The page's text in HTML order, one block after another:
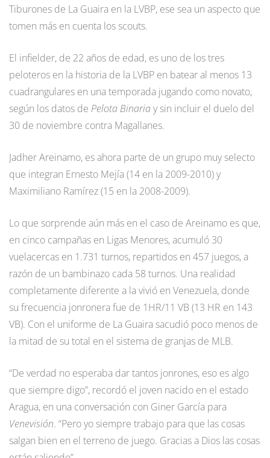
Tiburones de La Guaira en la LVBP, ese sea un aspecto que
tomen más en cuenta los scouts.
El infielder, de 22 años de edad, es uno de los tres
peloteros en la historia de la LVBP en batear al menos 13
cuadrangulares en una temporada jugando como novato,
según los datos de Pelota Binariay sin incluir el duelo del
30 de noviembre contra Magallanes.
Jadher Areinamo, es ahora parte de un grupo muy selecto
que integran Ernesto Mejía (14 en la 2009-2010) y
Maximiliano Ramírez (15 en la 2008-2009).
Lo que sorprende aún más en el caso de Areinamo es que,
en cinco campañas en Ligas Menores, acumuló 30
vuelacercas en 1.731 turnos, repartidos en 457 juegos, a
razón de un bambinazo cada 58 turnos. Una realidad
completamente diferente a la vivió en Venezuela, donde
su frecuencia jonronera fue de 1HR/11 VB (13 HR en 143
VB). Con el uniforme de La Guaira sacudió poco menos de
la mitad de su total en el sistema de granjas de MLB.
“De verdad no esperaba dar tantos jonrones, eso es algo
que siempre digo”, recordó el joven nacido en el estado
Aragua, en una conversación con Giner García para
Venevisión. “Pero yo siempre trabajo para que las cosas
salgan bien en el terreno de juego. Gracias a Dios las cosas